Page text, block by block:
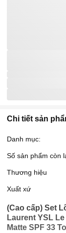
Chi tiết sản
Danh mục:
Số sản phẩm còn
Thương hiệu
Xuất xứ
(Cao cấp) Set
Laurent YSL
Matte SPF 33